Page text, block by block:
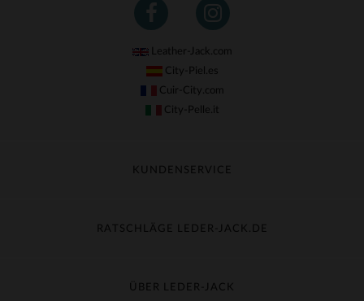
Leather-Jack.com
City-Piel.es
Cuir-City.com
City-Pelle.it
KUNDENSERVICE
Umtausch & Widerruf
Kundenservice kontaktieren
RATSCHLÄGE LEDER-JACK.DE
Material-Guide
ÜBER LEDER-JACK